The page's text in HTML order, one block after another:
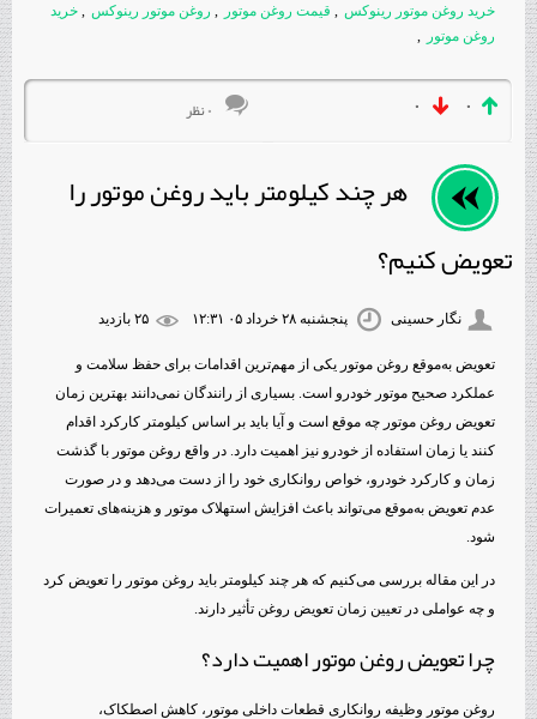
خرید روغن موتور رینوکس , قیمت روغن موتور , روغن موتور رینوکس , خرید
روغن موتور ,
۰ ۰ ۰ نظر
هر چند کیلومتر باید روغن موتور را
تعویض کنیم؟
نگار حسینی پنجشنبه ۲۸ خرداد ۰۵ ۱۲:۳۱
تعویض به‌موقع روغن موتور یکی از مهم‌ترین اقدامات برای حفظ سلامت و
عملکرد صحیح موتور خودرو است. بسیاری از رانندگان نمی‌دانند بهترین زمان
تعویض روغن موتور چه موقع است و آیا باید بر اساس کیلومتر کارکرد اقدام
کنند یا زمان استفاده از خودرو نیز اهمیت دارد. در واقع روغن موتور با گذشت
زمان و کارکرد خودرو، خواص روانکاری خود را از دست می‌دهد و در صورت
عدم تعویض به‌موقع می‌تواند باعث افزایش استهلاک موتور و هزینه‌های تعمیرات
شود.
در این مقاله بررسی می‌کنیم که هر چند کیلومتر باید روغن موتور را تعویض کرد
و چه عواملی در تعیین زمان تعویض روغن تأثیر دارند.
چرا تعویض روغن موتور اهمیت دارد؟
روغن موتور وظیفه روانکاری قطعات داخلی موتور، کاهش اصطکاک،